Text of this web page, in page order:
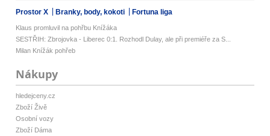
Prostor X Branky, body, kokoti Fortuna liga
Klaus promluvil na pohřbu Knížáka
SESTŘIH: Zbrojovka - Liberec 0:1. Rozhodl Dulay, ale při premiéře za S...
Milan Knížák pohřeb
Nákupy
hledejceny.cz
Zboží Živě
Osobní vozy
Zboží Dáma